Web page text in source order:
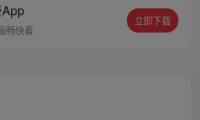
畅快看
立即下载